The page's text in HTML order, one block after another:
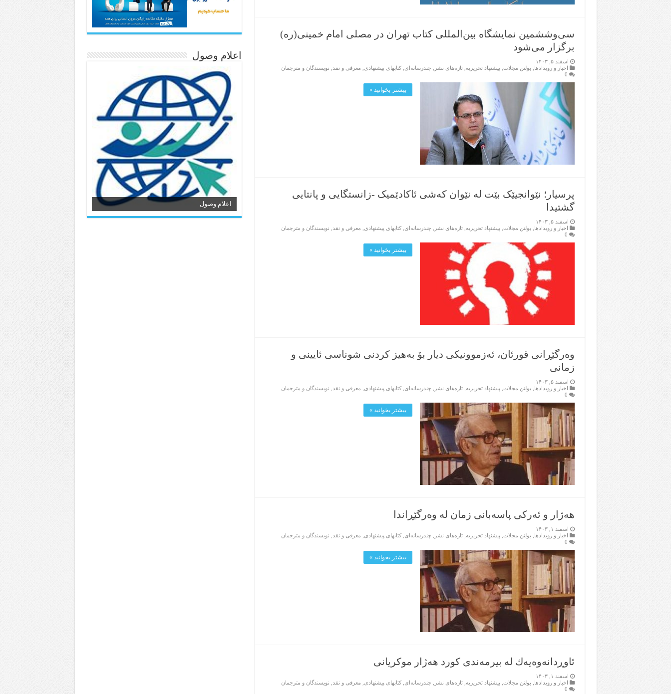
سی‌وششمین نمایشگاه بین‌المللی کتاب تهران در مصلی امام خمینی(ره)
برگزار می‌شود
اسفند ۵, ۱۴۰۳
اخبار و رویدادها
بولتن مجلات پیشنهاد تحریریه ,تازەهای نشر چندرسانه‌ای ,کتابهای پیشنهادی معرفی و نقد
نویسندگان و مترجمان
0
بیشتر بخوانید »
پرسیار؛ نێوانجیێک بێت لە نێوان کەشی ئاکادێمیک -زانستگایی و پانتایی
گشتیدا
اسفند ۵, ۱۴۰۳
اخبار و رویدادها
بولتن مجلات پیشنهاد تحریریه ,تازەهای نشر چندرسانه‌ای ,کتابهای پیشنهادی معرفی و نقد
نویسندگان و مترجمان
0
بیشتر بخوانید »
وەرگێڕانی قورئان، ئەزموونیکی دیار بۆ بەهیز کردنی شوناسی ئایینی و
زمانی
اسفند ۵, ۱۴۰۳
اخبار و رویدادها
بولتن مجلات پیشنهاد تحریریه ,تازەهای نشر چندرسانه‌ای ,کتابهای پیشنهادی معرفی و نقد
نویسندگان و مترجمان
0
بیشتر بخوانید »
هەژار و ئەرکی پاسەبانی زمان لە وەرگێڕاندا
اسفند ۱, ۱۴۰۳
اخبار و رویدادها
بولتن مجلات پیشنهاد تحریریه ,تازەهای نشر چندرسانه‌ای ,کتابهای پیشنهادی معرفی و نقد
نویسندگان و مترجمان
0
بیشتر بخوانید »
ئاوڕدانه‌وه‌یه‌ك له‌ بیرمه‌ندی كورد هه‌ژار موكریانی
اسفند ۱, ۱۴۰۳
اخبار و رویدادها
بولتن مجلات پیشنهاد تحریریه ,تازەهای نشر چندرسانه‌ای ,کتابهای پیشنهادی معرفی و نقد
نویسندگان و مترجمان
0
اعلام وصول
اعلام وصول